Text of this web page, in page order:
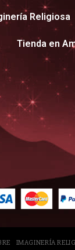
Religiosa
Tienda en
IMAGINERÍA